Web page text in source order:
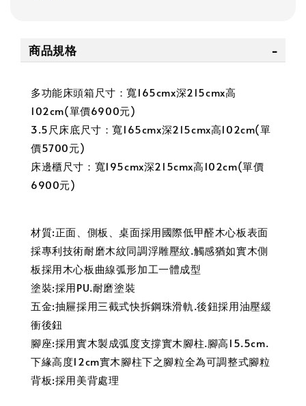
商品規格
多功能床頭箱尺寸：寬165cmx深215cmx高
102cm(單價6900元)
3.5尺床底尺寸：寬165cmx深215cmx高102cm(單
價5700元)
床邊櫃尺寸：寬195cmx深215cmx高102cm(單價
6900元)
材質:正面、側板、桌面採用國際低甲醛木心板表面
採專利技術耐磨木紋同調浮雕壓紋.觸感猶如實木側
板採用木心板曲線弧形加工一體成型
塗裝:採用PU.耐磨塗裝
五金:抽屜採用三截式快拆鋼珠滑軌.後鈕採用油壓緩
衝後鈕
腳座:採用實木製成弧度支撐實木腳柱.腳高15.5cm.
下緣高度12cm實木腳柱下之腳粒全為可調整式腳粒
背板:採用美背處理